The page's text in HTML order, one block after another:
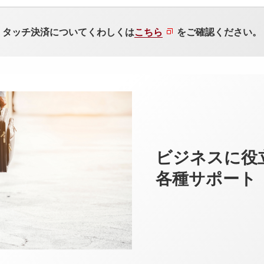
タッチ決済についてくわしくはこちら をご確認ください。
ビジネスに役
各種サポート